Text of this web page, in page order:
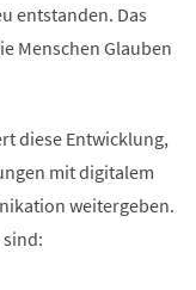
entstanden. Das
Menschen Glauben
diese Entwicklung,
mit digitalem
weitergeben.